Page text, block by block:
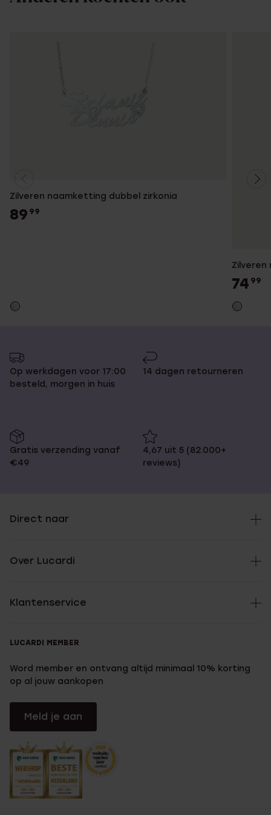
Zilveren naamketting dubbel zirkonia
89 99
74 99
Op werkdagen voor 17:00
besteld, morgen in huis
14 dagen retourneren
Gratis verzending vanaf
€49
4,67 uit 5 (82.000+
reviews)
Direct naar
Over Lucardi
Klantenservice
LUCARDI MEMBER
Word member en ontvang altijd minimaal 10% korting
op al jouw aankopen
Meld je aan